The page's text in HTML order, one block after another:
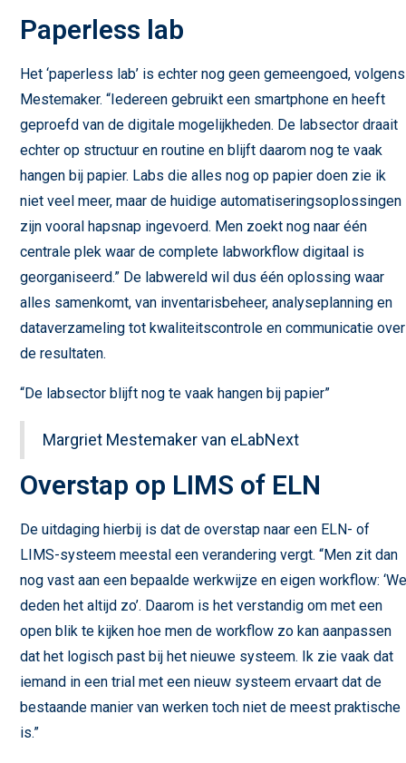
Paperless lab
Het ‘paperless lab’ is echter nog geen gemeengoed, volgens
Mestemaker. “Iedereen gebruikt een smartphone en heeft
geproefd van de digitale mogelijkheden. De labsector draait
echter op structuur en routine en blijft daarom nog te vaak
hangen bij papier. Labs die alles nog op papier doen zie ik
niet veel meer, maar de huidige automatiseringsoplossingen
zijn vooral hapsnap ingevoerd. Men zoekt nog naar één
centrale plek waar de complete labworkflow digitaal is
georganiseerd.” De labwereld wil dus één oplossing waar
alles samenkomt, van inventarisbeheer, analyseplanning en
dataverzameling tot kwaliteitscontrole en communicatie over
de resultaten.
“De labsector blijft nog te vaak hangen bij papier”
Margriet Mestemaker van eLabNext
Overstap op LIMS of ELN
De uitdaging hierbij is dat de overstap naar een ELN- of
LIMS-systeem meestal een verandering vergt. “Men zit dan
nog vast aan een bepaalde werkwijze en eigen workflow:
deden het altijd zo’. Daarom is het verstandig om met een
open blik te kijken hoe men de workflow zo kan aanpassen
dat het logisch past bij het nieuwe systeem. Ik zie vaak dat
iemand in een trial met een nieuw systeem ervaart dat de
bestaande manier van werken toch niet de meest praktische
is.”